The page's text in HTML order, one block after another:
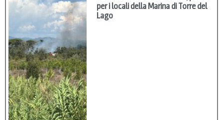
per i locali della Marina di Torre del
Lago